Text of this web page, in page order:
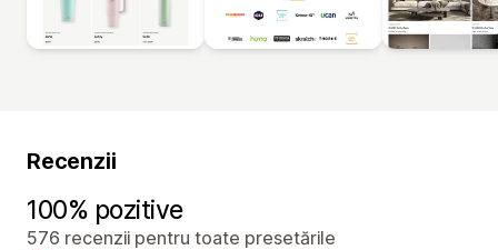
Recenzii
100% pozitive
576 recenzii pentru toate presetările